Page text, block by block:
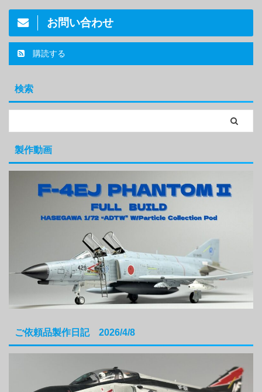
お問い合わせ
購読する
検索
製作動画
ご依頼品製作日記 2026/4/8